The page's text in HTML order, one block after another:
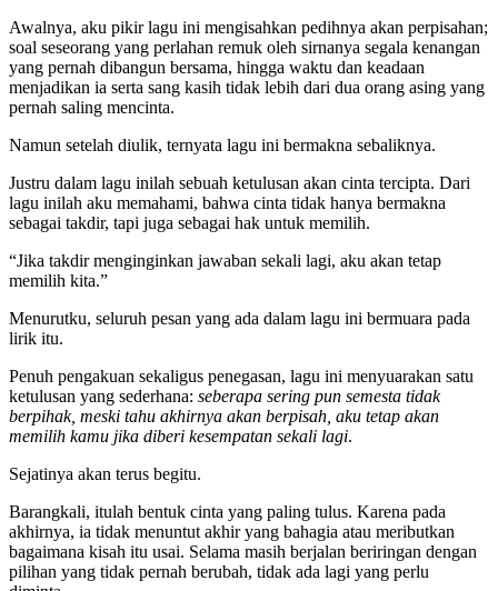
Awalnya, aku pikir lagu ini mengisahkan pedihnya akan perpisahan;
soal seseorang yang perlahan remuk oleh sirnanya segala kenangan
yang pernah dibangun bersama, hingga waktu dan keadaan
menjadikan ia serta sang kasih tidak lebih dari dua orang asing yang
pernah saling mencinta.
Namun setelah diulik, ternyata lagu ini bermakna sebaliknya.
Justru dalam lagu inilah sebuah ketulusan akan cinta tercipta. Dari
lagu inilah aku memahami, bahwa cinta tidak hanya bermakna
sebagai takdir, tapi juga sebagai hak untuk memilih.
“Jika takdir menginginkan jawaban sekali lagi, aku akan tetap
memilih kita.”
Menurutku, seluruh pesan yang ada dalam lagu ini bermuara pada
lirik itu.
Penuh pengakuan sekaligus penegasan, lagu ini menyuarakan satu
ketulusan yang sederhana: seberapa sering pun semesta tidak
berpihak, meski tahu akhirnya akan berpisah, aku tetap akan
memilih kamu jika diberi kesempatan sekali lagi.
Sejatinya akan terus begitu.
Barangkali, itulah bentuk cinta yang paling tulus. Karena pada
akhirnya, ia tidak menuntut akhir yang bahagia atau meributkan
bagaimana kisah itu usai. Selama masih berjalan beriringan dengan
pilihan yang tidak pernah berubah, tidak ada lagi yang perlu